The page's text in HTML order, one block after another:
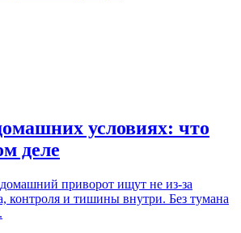
условиях: что
деле
приворот ищут не из-за
контроля и тишины внутри. Без тумана